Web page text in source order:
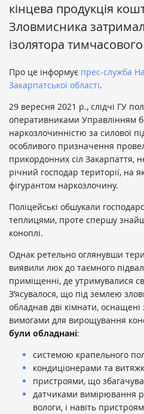
кінцева продукція
Зловмисника
ізолятора
Про це інформує прес-служба
Закарпатської області.
29 вересня 2021 р., слідчі ГУ
оперативниками Управлінням
наркозлочинністю за силової
особливого призначення
прикордонних сіл Закарпаття,
річний господар території, на
фігурантом наркозлочину.
Поліцейські обшукали
теплицями, проте спершу
коноплі.
Однак ретельно оглянувши
виявили люк до таємного
приміщенні, де утримувалися
З’ясувалося, що під землею
обладнав дві кімнати, оснащені
вимогами для вирощування
були обладнані:
системою крапельного
кондиціонерами та
пристроями, що
датчиками вимірювання
вологи, і навіть